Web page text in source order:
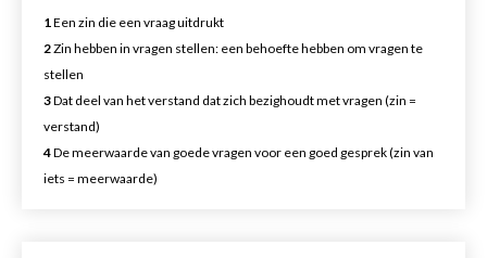
1Een zin die een vraag uitdrukt
2Zin hebben in vragen stellen: een behoefte hebben om vragen te
stellen
3Dat deel van het verstand dat zich bezighoudt met vragen (zin =
verstand)
4De meerwaarde van goede vragen voor een goed gesprek (zin van
iets = meerwaarde)